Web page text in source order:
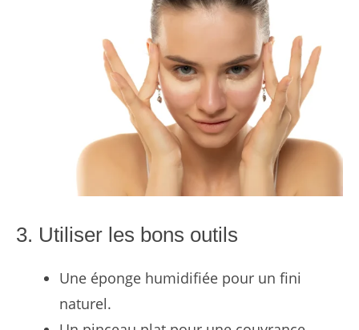
3. Utiliser les bons outils
Une éponge humidifiée pour un fini
naturel.